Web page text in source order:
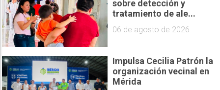
sobre detección y
tratamiento de ale...
06 de agosto de 2026
Impulsa Cecilia Patrón la
organización vecinal en
Mérida